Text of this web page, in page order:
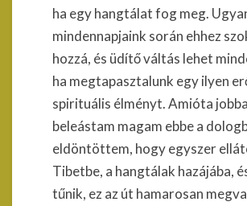
ha egy hangtálat fog meg.
mindennapjaink során ehhez
hozzá, és üdítő váltás lehet
ha megtapasztalunk egy ilyen
spirituális élményt. Amióta
beleástam magam ebbe a
eldöntöttem, hogy egyszer
Tibetbe, a hangtálak hazájába,
tűnik, ez az út hamarosan